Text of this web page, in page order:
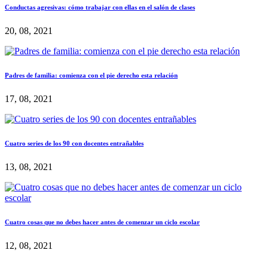
Conductas agresivas: cómo trabajar con ellas en el salón de clases
20, 08, 2021
Padres de familia: comienza con el pie derecho esta relación
17, 08, 2021
Cuatro series de los 90 con docentes entrañables
13, 08, 2021
Cuatro cosas que no debes hacer antes de comenzar un ciclo escolar
12, 08, 2021